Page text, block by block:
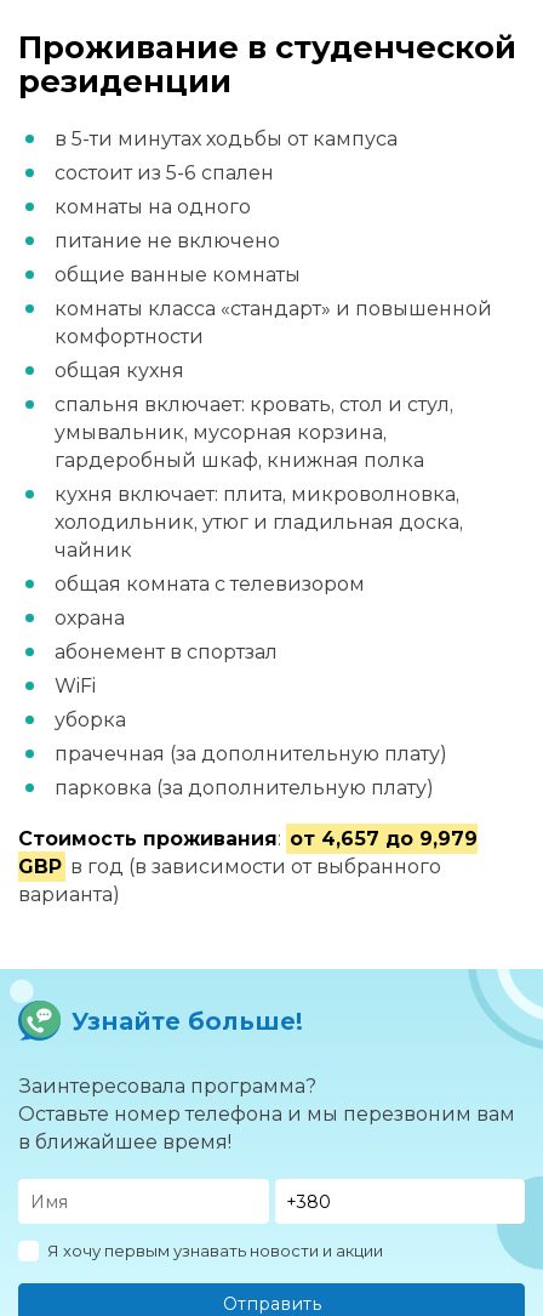
Проживание в студенческой
резиденции
в 5-ти минутах ходьбы от кампуса
состоит из 5-6 спален
комнаты на одного
питание не включено
общие ванные комнаты
комнаты класса «стандарт» и повышенной
комфортности
общая кухня
спальня включает: кровать, стол и стул,
умывальник, мусорная корзина,
гардеробный шкаф, книжная полка
кухня включает: плита, микроволновка,
холодильник, утюг и гладильная доска,
чайник
общая комната с телевизором
охрана
абонемент в спортзал
WiFi
уборка
прачечная (за дополнительную плату)
парковка (за дополнительную плату)
Стоимость проживания: от 4,657 до 9,979
GBP в год (в зависимости от выбранного
варианта)
Узнайте больше!
Заинтересовала программа?
Оставьте номер телефона и мы перезвоним вам
в ближайшее время!
Я хочу первым узнавать новости и акции
Отправить